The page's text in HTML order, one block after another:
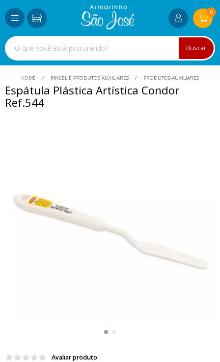
Buscar
0
HOME PINCEL E PRODUTOS AUXILIARES PRODUTOS-AUXILIARES
Espátula Plástica Artística Condor
Ref.544
Avaliar produto